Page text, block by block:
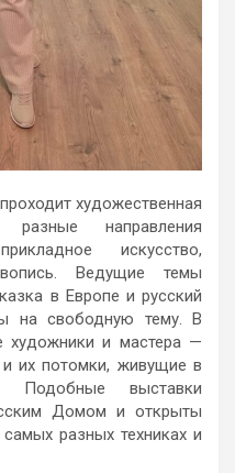
художественная
разные направления
искусство,
Ведущие темы
в Европе и русский
на свободную тему. В
художники и мастера —
их потомки, живущие в
Подобные выставки
Домом и открыты
разных техниках и